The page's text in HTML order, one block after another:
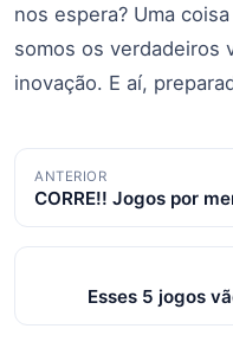
nos espera? Uma
somos os verdadeiros
inovação. E aí,
Navegação
de
posts
ANTERIOR
CORRE!! Jogos por
Esses 5 jogos